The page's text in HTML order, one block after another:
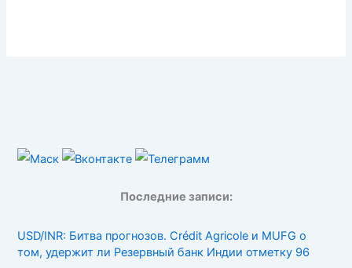
Последние записи:
USD/INR: Битва прогнозов. Crédit Agricole и MUFG о
том, удержит ли Резервный банк Индии отметку 96